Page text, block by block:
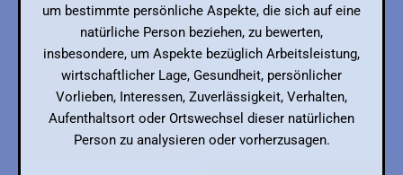
um bestimmte persönliche Aspekte, die sich auf eine
natürliche Person beziehen, zu bewerten,
insbesondere, um Aspekte bezüglich Arbeitsleistung,
wirtschaftlicher Lage, Gesundheit, persönlicher
Vorlieben, Interessen, Zuverlässigkeit, Verhalten,
Aufenthaltsort oder Ortswechsel dieser natürlichen
Person zu analysieren oder vorherzusagen.